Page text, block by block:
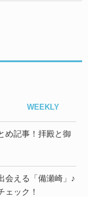
WEEKLY
め記事！拝殿と御
会える「備瀬崎」♪
ェック！